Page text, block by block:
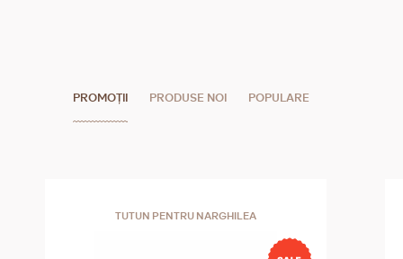
PROMOȚII PRODUSE NOI POPULARE
TUTUN PENTRU NARGHILEA